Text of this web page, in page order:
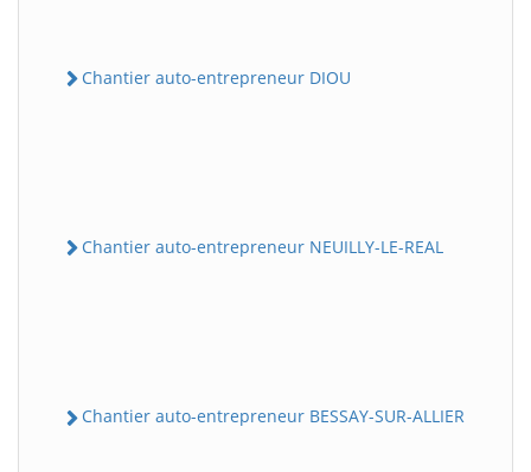
Chantier auto-entrepreneur DIOU
Chantier auto-entrepreneur NEUILLY-LE-REAL
Chantier auto-entrepreneur BESSAY-SUR-ALLIER